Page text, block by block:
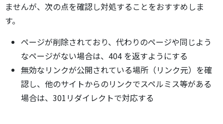
ませんが、次の点を確認し対処することをおすすめしま
す。
ページが削除されており、代わりのページや同じよう
なページがない場合は、404 を返すようにする
無効なリンクが公開されている場所（リンク元）を確
認し、他のサイトからのリンクでスペルミス等がある
場合は、301リダイレクトで対応する